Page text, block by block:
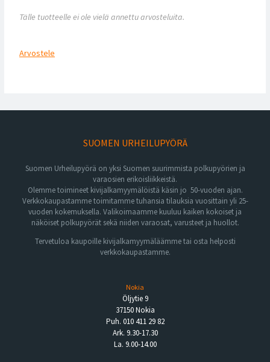
Tälle tuotteelle ei ole vielä annettu arvosteluita.
Arvostele
SUOMEN URHEILUPYÖRÄ
Suomen Urheilupyörä on yksi Suomen suurimmista polkupyörien ja
varaosien erikoisliikkeistä.
Olemme toimineet kivijalkamyymälöistä käsin jo 50-vuoden ajan.
Verkkokaupastamme toimitamme tuhansia tilauksia vuosittain yli 25-
vuoden kokemuksella. Valikoimaamme kuuluu kaiken kokoiset ja
näköiset polkupyörät sekä niiden varaosat, varusteet ja huollot.
Tervetuloa kaupoille kivijalkamyymäläämme tai osta helposti
verkkokaupastamme.
Nokia
Öljytie 9
37150 Nokia
Puh. 010 411 29 82
Ark. 9.30-17.30
La. 9.00-14.00